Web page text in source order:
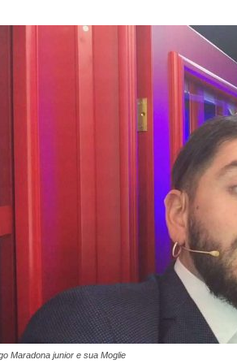
Maradona junior e sua Moglie